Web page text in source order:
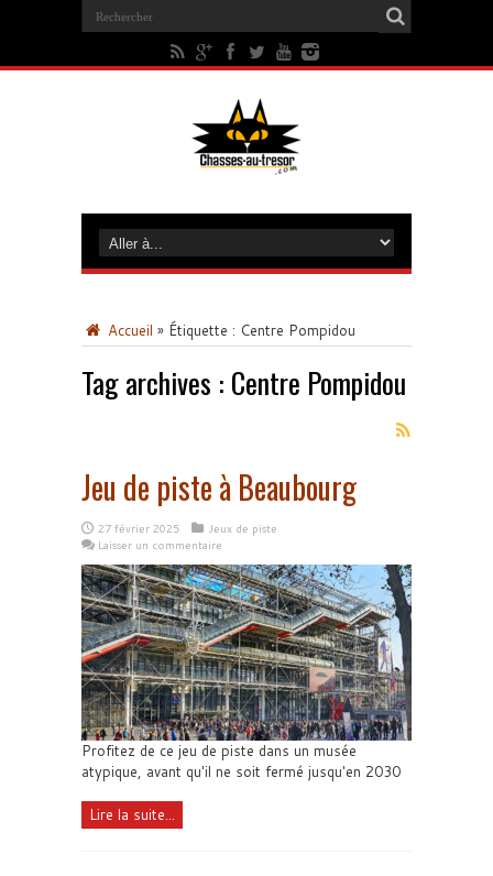
Accueil » Étiquette : Centre Pompidou
Tag archives : Centre Pompidou
Jeu de piste à Beaubourg
27 février 2025
Jeux de piste
Laisser un commentaire
Profitez de ce jeu de piste dans un musée
atypique, avant qu'il ne soit fermé jusqu'en 2030
Lire la suite...